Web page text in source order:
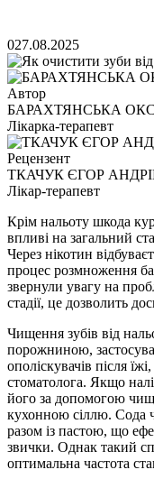
027.08.2025
Автор
БАРАХТЯНСЬКА
Лікарка-терапевт
Рецензент
ТКАЧУК ЄГОР
Лікар-терапевт
Крім нальоту шкода
впливі на загальний
Через нікотин
процес розмноження
звернули увагу на
стадії, це дозволить
Чищення зубів від
порожниною,
ополіскувачів після
стоматолога. Якщо
його за допомогою
кухонною сіллю. Сода
разом із пастою, що
звички. Однак такий
оптимальна частота